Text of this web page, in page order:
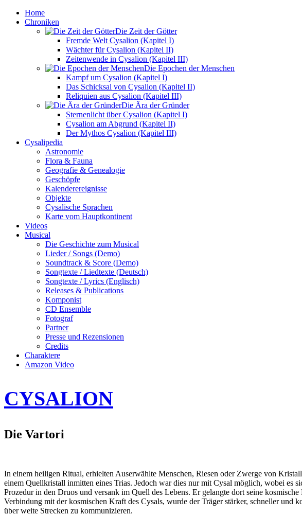
Home
Chroniken
Die Zeit der Götter
Fremde Welt Cysalion (Kapitel I)
Wächter für Cysalion (Kapitel II)
Zeitenwende in Cysalion (Kapitel III)
Die Epochen der Menschen
Kampf um Cysalion (Kapitel I)
Das Schicksal von Cysalion (Kapitel II)
Reliquien aus Cysalion (Kapitel III)
Die Ära der Gründer
Sternenlicht über Cysalion (Kapitel I)
Cysalion am Abgrund (Kapitel II)
Der Mythos Cysalion (Kapitel III)
Cysalipedia
Astronomie
Flora & Fauna
Geografie & Genealogie
Geschöpfe
Kalenderereignisse
Objekte
Cysalische Sprachen
Karte vom Hauptkontinent
Videos
Musical
Die Geschichte zum Musical
Lieder / Songs (Demo)
Soundtrack & Score (Demo)
Songtexte / Liedtexte (Deutsch)
Songtexte / Lyrics (Englisch)
Releases & Publications
Komponist
CD Ensemble
Fotograf
Partner
Presse und Rezensionen
Credits
Charaktere
Amazon Video
CYSALION
Die Vartori
In einem heiligen Ritual, erhielten Auserwählte Menschen, Riesen oder Zwerge von
einem Quellkristall inmitten eines Trias. Jedoch war dies nur mit Cysal möglich, wobei es
Prozedur in den Druos und versank im Quell des Lebens. Er gelangte dort seine
Verbindung mit der kosmischen Kraft des Cysals, wurde der Träger stärker, schneller und
über weite Strecken zu kommunizieren.